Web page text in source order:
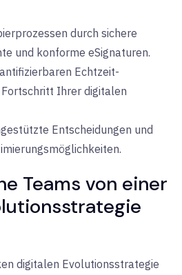
durch sichere
und konforme eSignaturen.
Echtzeit-
Ihrer digitalen
Entscheidungen und
Teams von einer
digitalen Evolutionsstrategie